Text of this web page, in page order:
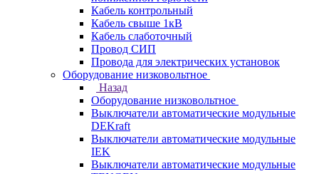
Кабель контрольный
Кабель свыше 1кВ
Кабель слаботочный
Провод СИП
Провода для электрических установок
Оборудование низковольтное
Назад
Оборудование низковольтное
Выключатели автоматические модульные
DEKraft
Выключатели автоматические модульные
IEK
Выключатели автоматические модульные